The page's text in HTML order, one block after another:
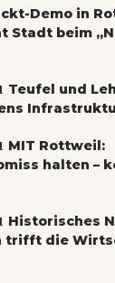
Demo in
Stadt beim
Teufel und
MIT Rottweil:
halten –
Historisches
trifft die